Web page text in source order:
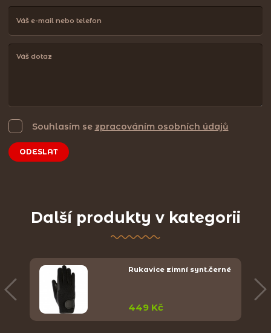
Souhlasím se zpracováním osobních údajů
ODESLAT
Další produkty v kategorii
Rukavice zimní synt.černé
449 Kč